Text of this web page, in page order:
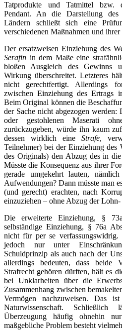
Tatprodukte und Tatmittel bzw.
Pendant. An die Darstellung
Ländern schließt sich eine
verschiedenen Maßnahmen und
Der ersatzweisen Einziehung des
Serafin in dem Maße eine
bloßen Ausgleich des Gewinns
Wirkung überschreitet. Letzteres
nicht gerechtfertigt. Allerdings
zwischen Einziehung des Ertrags
Beim Original können die
der Sache nicht abgezogen werden:
oder gestohlenen Maserati
zurückzugeben, würde ihn kaum
dessen wirklich eine Strafe,
Teilnehmer) bei der Einziehung des
des Originals) den Abzug des in
Müsste die Konsequenz aus ihrer
gerade umgekehrt lauten,
Aufwendungen? Dann müsste man
(und gerecht) erachten, nach
einzuziehen – ohne Abzug der
Die erweiterte Einziehung, §
selbständige Einziehung, § 76a
nicht für per se verfassungswidrig.
jedoch nur unter
Schuldprinzip als auch nach der
allerdings bedeuten, dass beide
Strafrecht gehören dürften, hält es
bei Unklarheiten über die
Zusammenhang zwischen
Vermögen nachzuweisen. Das
Naturwissenschaft.
Überzeugung häufig ohnehin
maßgebliche Problem besteht